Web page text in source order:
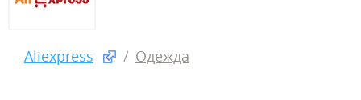
Aliexpress Одежда